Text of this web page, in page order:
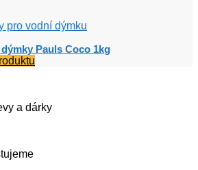
pro vodní dýmku
Pauls Coco 1kg
a dárky